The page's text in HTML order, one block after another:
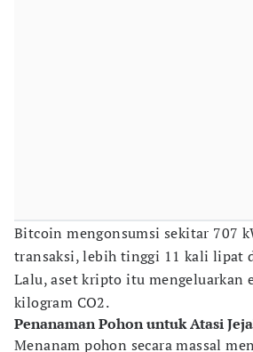
Bitcoin mengonsumsi sekitar 707
transaksi, lebih tinggi 11 kali lipat
Lalu, aset kripto itu mengeluarkan
kilogram CO2.
Penanaman Pohon untuk Atasi
Menanam pohon secara massal